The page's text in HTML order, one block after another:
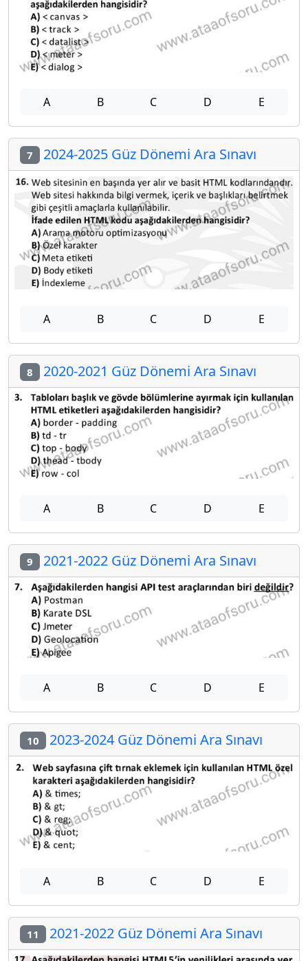
A B C D E
7 2024-2025 Güz Dönemi Ara Sınavı
A B C D E
8 2020-2021 Güz Dönemi Ara Sınavı
A B C D E
9 2021-2022 Güz Dönemi Ara Sınavı
A B C D E
10 2023-2024 Güz Dönemi Ara Sınavı
A B C D E
11 2021-2022 Güz Dönemi Ara Sınavı